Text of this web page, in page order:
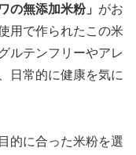
の無添加米粉」 がお
用で作られたこの米
ルテンフリーやアレ
日常的に健康を気に
的に合った米粉を選